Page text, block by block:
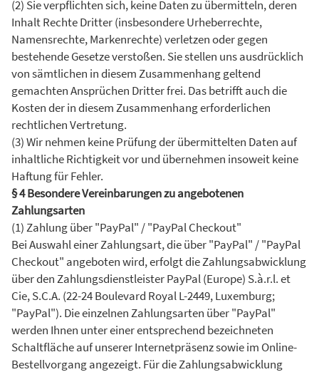
(2) Sie verpflichten sich, keine Daten zu übermitteln, deren
Inhalt Rechte Dritter (insbesondere Urheberrechte,
Namensrechte, Markenrechte) verletzen oder gegen
bestehende Gesetze verstoßen. Sie stellen uns ausdrücklich
von sämtlichen in diesem Zusammenhang geltend
gemachten Ansprüchen Dritter frei. Das betrifft auch die
Kosten der in diesem Zusammenhang erforderlichen
rechtlichen Vertretung.
(3) Wir nehmen keine Prüfung der übermittelten Daten auf
inhaltliche Richtigkeit vor und übernehmen insoweit keine
Haftung für Fehler.
§ 4 Besondere Vereinbarungen zu angebotenen
Zahlungsarten
(1) Zahlung über "PayPal" / "PayPal Checkout"
Bei Auswahl einer Zahlungsart, die über "PayPal" / "PayPal
Checkout" angeboten wird, erfolgt die Zahlungsabwicklung
über den Zahlungsdienstleister PayPal (Europe) S.à.r.l. et
Cie, S.C.A. (22-24 Boulevard Royal L-2449, Luxemburg;
"PayPal"). Die einzelnen Zahlungsarten über "PayPal"
werden Ihnen unter einer entsprechend bezeichneten
Schaltfläche auf unserer Internetpräsenz sowie im Online-
Bestellvorgang angezeigt. Für die Zahlungsabwicklung